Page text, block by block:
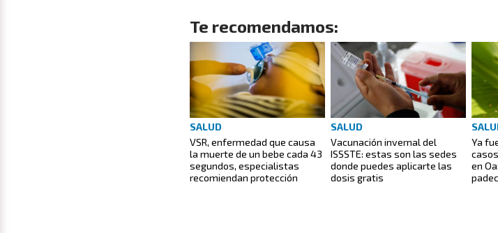
Te recomendamos:
SALUD
VSR, enfermedad que causa
la muerte de un bebe cada 43
segundos, especialistas
recomiendan protección
SALUD
Vacunación invernal del
ISSSTE: estas son las sedes
donde puedes aplicarte las
dosis gratis
Ya
en